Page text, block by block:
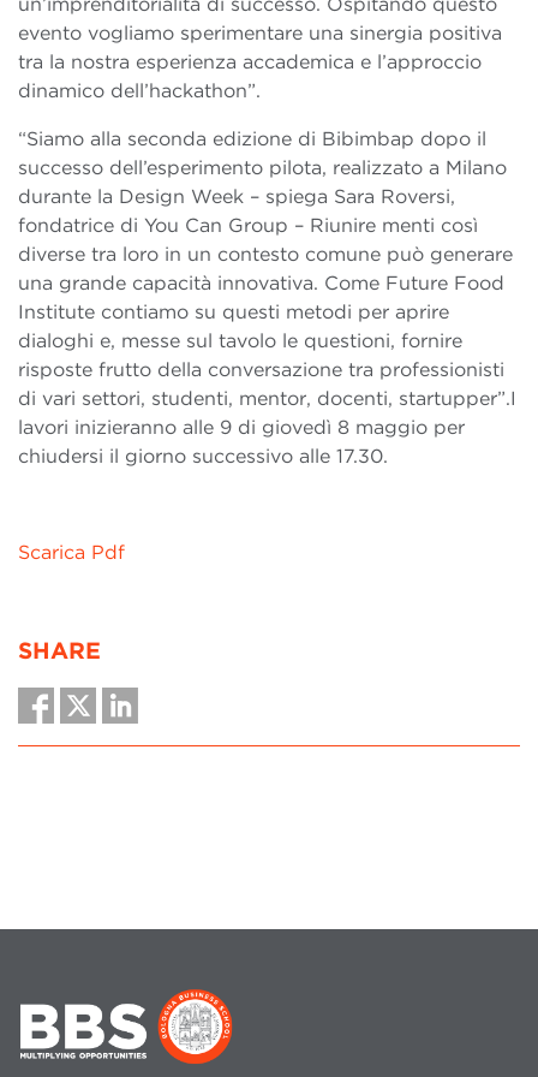
evento vogliamo sperimentare una sinergia positiva
tra la nostra esperienza accademica e l’approccio
dinamico dell’hackathon”.
“Siamo alla seconda edizione di Bibimbap dopo il
successo dell’esperimento pilota, realizzato a Milano
durante la Design Week – spiega Sara Roversi,
fondatrice di You Can Group – Riunire menti così
diverse tra loro in un contesto comune può generare
una grande capacità innovativa. Come Future Food
Institute contiamo su questi metodi per aprire
dialoghi e, messe sul tavolo le questioni, fornire
risposte frutto della conversazione tra professionisti
di vari settori, studenti, mentor, docenti, startupper”.I
lavori inizieranno alle 9 di giovedì 8 maggio per
chiudersi il giorno successivo alle 17.30.
Scarica Pdf
SHARE